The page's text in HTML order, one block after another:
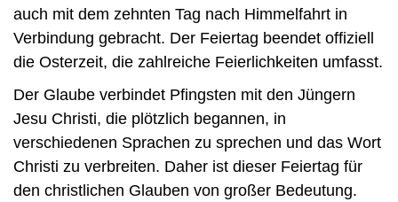
auch mit dem zehnten Tag nach Himmelfahrt in
Verbindung gebracht. Der Feiertag beendet offiziell
die Osterzeit, die zahlreiche Feierlichkeiten umfasst.
Der Glaube verbindet Pfingsten mit den Jüngern
Jesu Christi, die plötzlich begannen, in
verschiedenen Sprachen zu sprechen und das Wort
Christi zu verbreiten. Daher ist dieser Feiertag für
den christlichen Glauben von großer Bedeutung.